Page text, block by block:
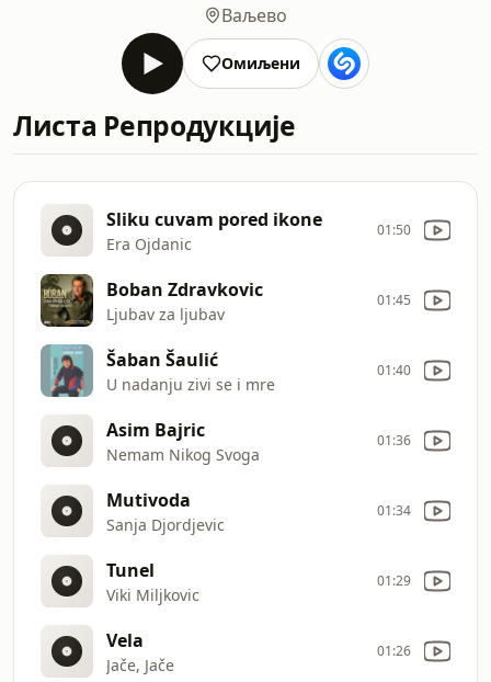
Ваљево
Омиљени
Листа Репродукције
Sliku cuvam pored ikone
Era Ojdanic
01:50
Boban Zdravkovic
Ljubav za ljubav
01:45
Šaban Šaulić
U nadanju zivi se i mre
01:40
Asim Bajric
Nemam Nikog Svoga
01:36
Mutivoda
Sanja Djordjevic
01:34
Tunel
Viki Miljkovic
01:29
Vela
Jače, Jače
01:26